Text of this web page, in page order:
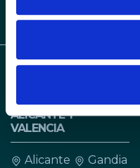
MOTORRAD EN
ALICANTE Y
VALENCIA
Alicante
Gandia